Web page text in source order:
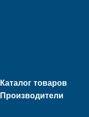
Каталог товаров
Производители